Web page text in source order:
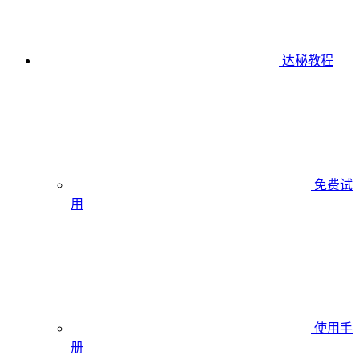
达秘教程
免费试
用
使用手
册